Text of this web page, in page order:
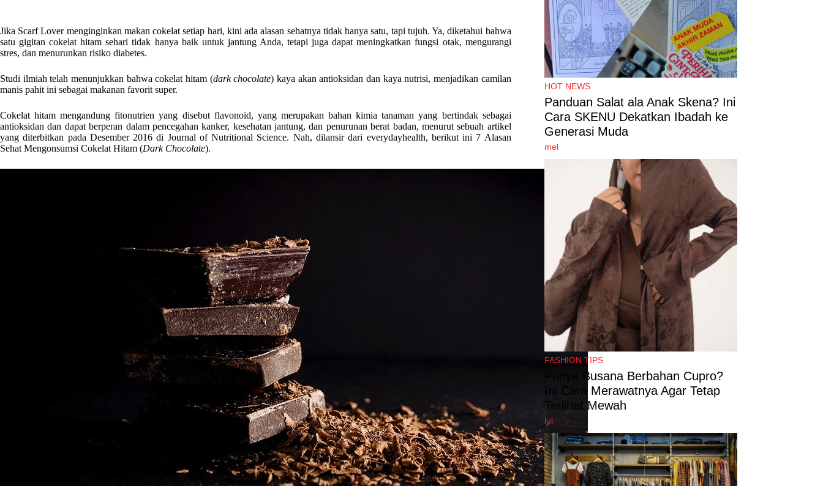
Jika Scarf Lover menginginkan makan cokelat setiap hari, kini ada alasan sehatnya tidak hanya satu, tapi tujuh. Ya, diketahui bahwa
satu gigitan cokelat hitam sehari tidak hanya baik untuk jantung Anda, tetapi juga dapat meningkatkan fungsi otak, mengurangi
stres, dan menurunkan risiko diabetes.
Studi ilmiah telah menunjukkan bahwa cokelat hitam (dark chocolate) kaya akan antioksidan dan kaya nutrisi, menjadikan camilan
manis pahit ini sebagai makanan favorit super.
Cokelat hitam mengandung fitonutrien yang disebut flavonoid, yang merupakan bahan kimia tanaman yang bertindak sebagai
antioksidan dan dapat berperan dalam pencegahan kanker, kesehatan jantung, dan penurunan berat badan, menurut sebuah artikel
yang diterbitkan pada Desember 2016 di Journal of Nutritional Science. Nah, dilansir dari everydayhealth, berikut ini 7 Alasan
Sehat Mengonsumsi Cokelat Hitam (Dark Chocolate).
HOT NEWS
Panduan Salat ala Anak Skena? Ini
Cara SKENU Dekatkan Ibadah ke
Generasi Muda
mel
FASHION TIPS
Punya Busana Berbahan Cupro?
Ini Cara Merawatnya Agar Tetap
Terlihat Mewah
lul